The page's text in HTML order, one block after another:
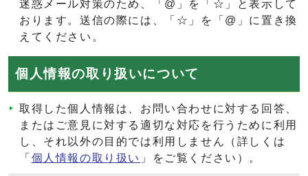
迷惑メール対策のため、「@」を「☆」と表示して
おります。送信の際には、「☆」を「@」に置き換
えてください。
個人情報の取り扱いについて
取得した個人情報は、お問い合わせに対する回答、
またはご意見に対する適切な対応を行うために利用
し、それ以外の目的では利用しません（詳しくは
「 個人情報の取り扱い 」をご覧ください）。